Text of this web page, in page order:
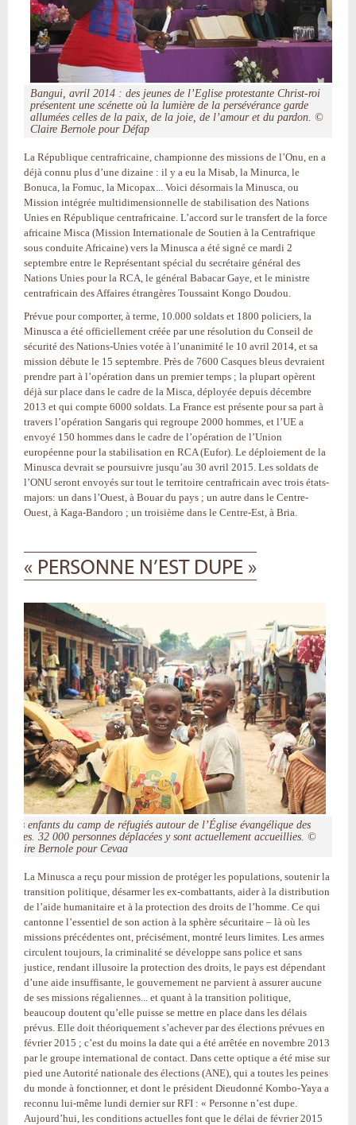
Bangui, avril 2014 : des jeunes de l’Eglise protestante Christ-roi
présentent une scénette où la lumière de la persévérance garde
allumées celles de la paix, de la joie, de l’amour et du pardon. ©
Claire Bernole pour Défap
La République centrafricaine, championne des missions de l’Onu, en a
déjà connu plus d’une dizaine : il y a eu la Misab, la Minurca, le
Bonuca, la Fomuc, la Micopax... Voici désormais la Minusca, ou
Mission intégrée multidimensionnelle de stabilisation des Nations
Unies en République centrafricaine. L’accord sur le transfert de la force
africaine Misca (Mission Internationale de Soutien à la Centrafrique
sous conduite Africaine) vers la Minusca a été signé ce mardi 2
septembre entre le Représentant spécial du secrétaire général des
Nations Unies pour la RCA, le général Babacar Gaye, et le ministre
centrafricain des Affaires étrangères Toussaint Kongo Doudou.
Prévue pour comporter, à terme, 10.000 soldats et 1800 policiers, la
Minusca a été officiellement créée par une résolution du Conseil de
sécurité des Nations-Unies votée à l’unanimité le 10 avril 2014, et sa
mission débute le 15 septembre. Près de 7600 Casques bleus devraient
prendre part à l’opération dans un premier temps ; la plupart opèrent
déjà sur place dans le cadre de la Misca, déployée depuis décembre
2013 et qui compte 6000 soldats. La France est présente pour sa part à
travers l’opération Sangaris qui regroupe 2000 hommes, et l’UE a
envoyé 150 hommes dans le cadre de l’opération de l’Union
européenne pour la stabilisation en RCA (Eufor). Le déploiement de la
Minusca devrait se poursuivre jusqu’au 30 avril 2015. Les soldats de
l’ONU seront envoyés sur tout le territoire centrafricain avec trois états-
majors: un dans l’Ouest, à Bouar du pays ; un autre dans le Centre-
Ouest, à Kaga-Bandoro ; un troisième dans le Centre-Est, à Bria.
« PERSONNE N’EST DUPE »
Des enfants du camp de réfugiés autour de l’Église évangélique des
frères. 32 000 personnes déplacées y sont actuellement accueillies. ©
Claire Bernole pour Cevaa
La Minusca a reçu pour mission de protéger les populations, soutenir la
transition politique, désarmer les ex-combattants, aider à la distribution
de l’aide humanitaire et à la protection des droits de l’homme. Ce qui
cantonne l’essentiel de son action à la sphère sécuritaire – là où les
missions précédentes ont, précisément, montré leurs limites. Les armes
circulent toujours, la criminalité se développe sans police et sans
justice, rendant illusoire la protection des droits, le pays est dépendant
d’une aide insuffisante, le gouvernement ne parvient à assurer aucune
de ses missions régaliennes... et quant à la transition politique,
beaucoup doutent qu’elle puisse se mettre en place dans les délais
prévus. Elle doit théoriquement s’achever par des élections prévues en
février 2015 ; c’est du moins la date qui a été arrêtée en novembre 2013
par le groupe international de contact. Dans cette optique a été mise sur
pied une Autorité nationale des élections (ANE), qui a toutes les peines
du monde à fonctionner, et dont le président Dieudonné Kombo-Yaya a
reconnu lui-même lundi dernier sur RFI : « Personne n’est dupe.
Aujourd’hui, les conditions actuelles font que le délai de février 2015